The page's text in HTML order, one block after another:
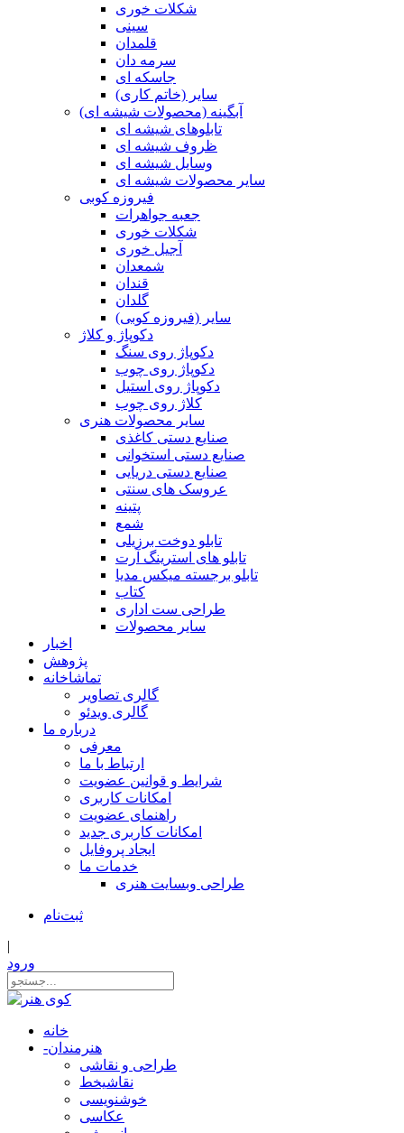
شکلات خوری
سینی
قلمدان
سرمه دان
جاسکه ای
سایر (خاتم کاری)
آبگینه (محصولات شیشه ای)
تابلوهای شیشه ای
ظروف شیشه ای
وسایل شیشه ای
سایر محصولات شیشه ای
فیروزه کوبی
جعبه جواهرات
شکلات خوری
آجیل خوری
شمعدان
قندان
گلدان
سایر (فیروزه کوبی)
دکوپاژ و کلاژ
دکوپاژ روی سنگ
دکوپاژ روی چوب
دکوپاژ روی استیل
کلاژ روی چوب
سایر محصولات هنری
صنایع دستی کاغذی
صنایع دستی استخوانی
صنایع دستی دریایی
عروسک های سنتی
پتینه
شمع
تابلو دوخت برزیلی
تابلو های استرینگ آرت
تابلو برجسته میکس مدیا
کتاب
طراحی ست اداری
سایر محصولات
اخبار
پژوهش
تماشاخانه
گالری تصاویر
گالری ویدئو
درباره ما
معرفی
ارتباط با ما
شرایط و قوانین عضویت
امکانات کاربری
راهنمای عضویت
امکانات کاربری جدید
ایجاد پروفایل
خدمات ما
طراحی وبسایت هنری
ثبت‌نام
|
ورود
خانه
-هنرمندان
طراحی و نقاشی
نقاشیخط
خوشنویسی
عکاسی